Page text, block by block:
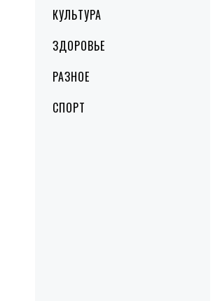
КУЛЬТУРА
ЗДОРОВЬЕ
РАЗНОЕ
СПОРТ